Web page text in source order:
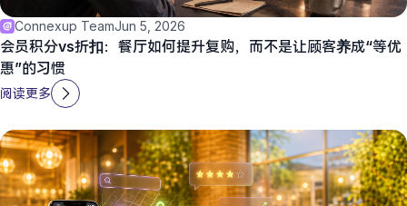
Connexup TeamJun 5, 2026
会员积分vs折扣：餐厅如何提升复购，而不是让顾客养成“等优
惠”的习惯
阅读更多